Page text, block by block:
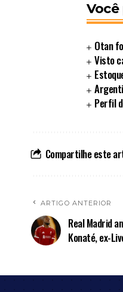
Otan
Visto
Perfil
Compartilhe este
ARTIGO ANTERIOR
Real Madrid
Konaté, ex-